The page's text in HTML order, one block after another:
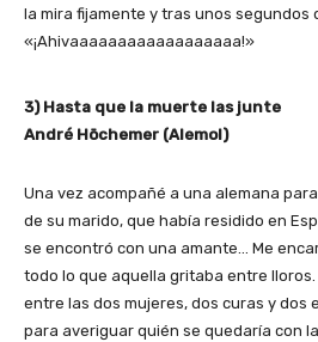
la mira fijamente y tras unos segundos
«¡Ahivaaaaaaaaaaaaaaaaaa!»
3) Hasta que la muerte las junte
André Höchemer (Alemol)
Una vez acompañé a una alemana
de su marido, que había residido en
se encontró con una amante… Me
todo lo que aquella gritaba entre
entre las dos mujeres, dos curas y dos
para averiguar quién se quedaría con